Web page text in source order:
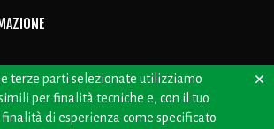
e terze parti selezionate utilizziamo
per finalità tecniche e, con il tuo
finalità di esperienza come specificato
×